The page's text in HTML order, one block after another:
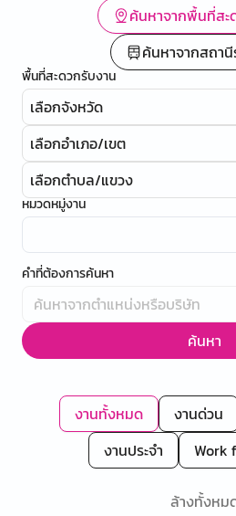
ค้นหาจากพื้นที่สะ
ค้นหาจากสถา
พื้นที่สะดวกรับงาน
เลือกจังหวัด
เลือกอำเภอ/เขต
เลือกตำบล/แขวง
หมวดหมู่งาน
คำที่ต้องการค้นหา
ค้นหา
งานทั้งหมด งานด่วน
งานประจำ
Work
ล้างทั้งหม